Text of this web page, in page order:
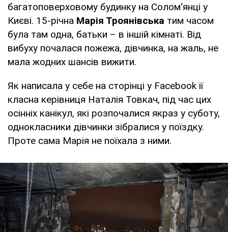
багатоповерховому будинку на Солом'янці у
Києві. 15-річна Марія Троянівська тим часом
була там одна, батьки – в іншій кімнаті. Від
вибуху почалася пожежа, дівчинка, на жаль, не
мала жодних шансів вижити.
Як написала у себе на сторінці у Facebook її
класна керівниця Наталія Товкач, під час цих
осінніх канікул, які розпочалися якраз у суботу,
однокласники дівчинки зібралися у поїздку.
Проте сама Марія не поїхала з ними.